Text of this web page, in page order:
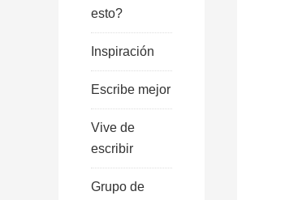
esto?
Inspiración
Escribe mejor
Vive de
escribir
Grupo de